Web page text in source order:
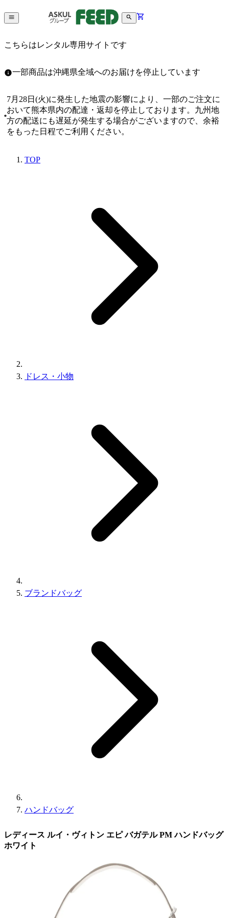
こちらはレンタル専用サイトです
一部商品は沖縄県全域へのお届けを停止しています
7月28日(火)に発生した地震の影響により、一部のご注文に
おいて熊本県内の配達・返却を停止しております。九州地
方の配送にも遅延が発生する場合がございますので、余裕
をもった日程でご利用ください。
TOP
ドレス・小物
ブランドバッグ
ハンドバッグ
レディース ルイ・ヴィトン エピ バガテル PM ハンドバッグ
ホワイト